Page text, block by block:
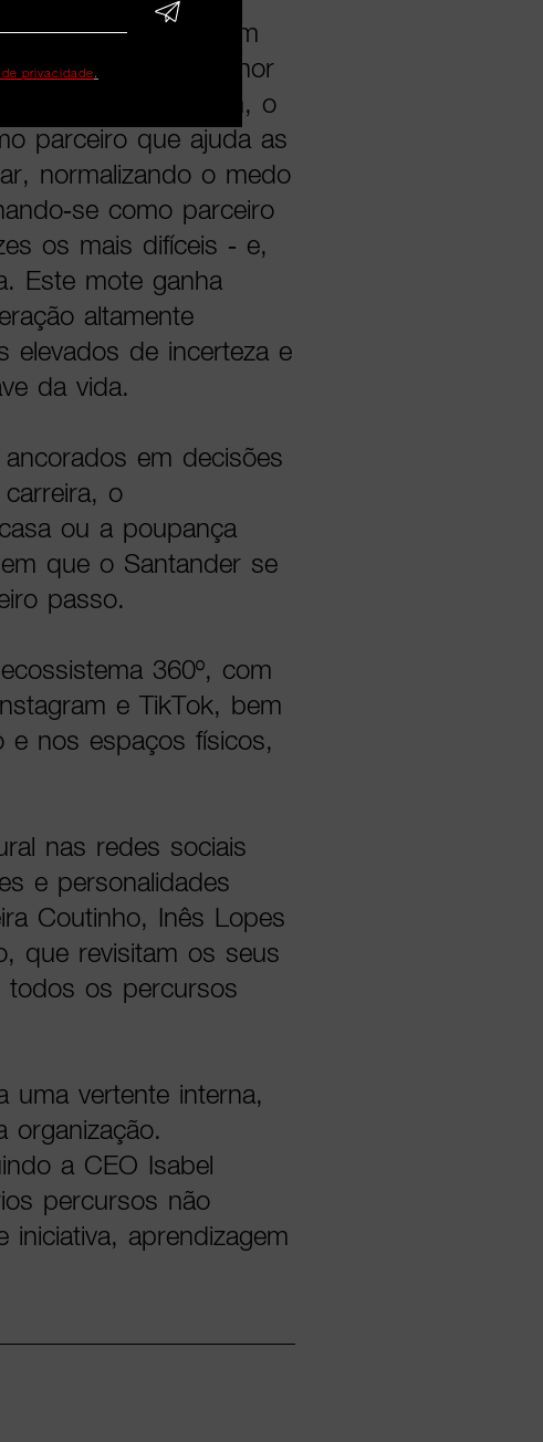
simples: não existem
por isso que o melhor
esta abordagem, o
parceiro que ajuda as
normalizando o medo
se como parceiro
os mais difíceis - e,
Este mote ganha
altamente
elevados de incerteza e
da vida.
em decisões
o
ou a poupança
que o Santander se
passo.
360º, com
e TikTok, bem
e nos espaços físicos,
nas redes sociais
e personalidades
Coutinho, Inês Lopes
que revisitam os seus
todos os percursos
uma vertente interna,
organização.
a CEO Isabel
percursos não
aprendizagem
privacidade.